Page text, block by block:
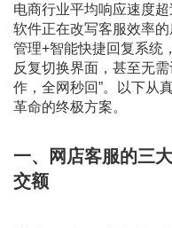
电商行业平均响应速度
软件正在改写客服效率
管理+智能快捷回复系统
反复切换界面，甚至无
作，全网秒回”。以下从
革命的终极方案。
一、网店客服的三
交额